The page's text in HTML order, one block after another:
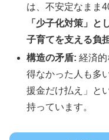
は、不安定なまま
「少子化対策」と
子育てを支える負
構造の矛盾: 経済
得なかった人も多
援金だけ払え」と
持っています。